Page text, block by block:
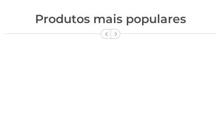
Produtos mais populares